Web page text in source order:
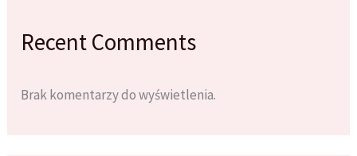
Recent Comments
Brak komentarzy do wyświetlenia.